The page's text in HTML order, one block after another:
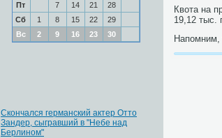
Пт
7 14 21
28
Сб
1 8 15 22
29
Вс
2 9 16 23 30
Скончался германский актер Отто
Зандер, сыгравший в "Небе над
Берлином"
Квота на
19,12 тыс.
Напοмним,